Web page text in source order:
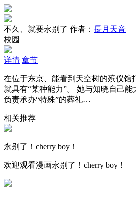
不久、就要永别了 作者： 長月天音
校园
详情 章节
在位于东京、能看到天空树的殡仪馆
就具有“某种能力”。 她与知晓自己能
负责承办“特殊”的葬礼…
相关推荐
永别了！cherry boy！
欢迎观看漫画永别了！cherry boy！